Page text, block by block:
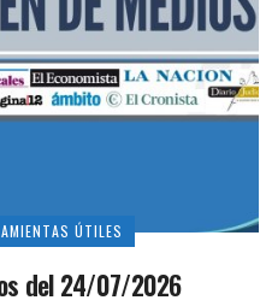
ÚTILES
del 24/07/2026